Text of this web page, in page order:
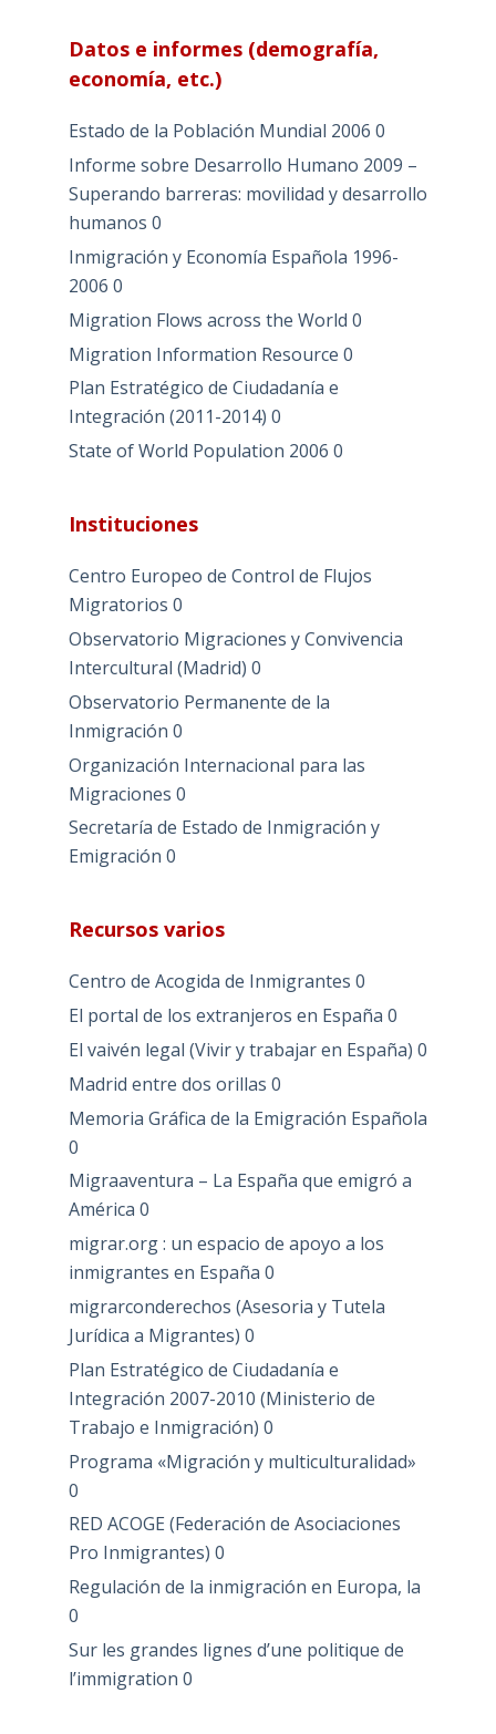
Datos e informes (demografía,
economía, etc.)
Estado de la Población Mundial 2006 0
Informe sobre Desarrollo Humano 2009 –
Superando barreras: movilidad y desarrollo
humanos 0
Inmigración y Economía Española 1996-
2006 0
Migration Flows across the World 0
Migration Information Resource 0
Plan Estratégico de Ciudadanía e
Integración (2011-2014) 0
State of World Population 2006 0
Instituciones
Centro Europeo de Control de Flujos
Migratorios 0
Observatorio Migraciones y Convivencia
Intercultural (Madrid) 0
Observatorio Permanente de la
Inmigración 0
Organización Internacional para las
Migraciones 0
Secretaría de Estado de Inmigración y
Emigración 0
Recursos varios
Centro de Acogida de Inmigrantes 0
El portal de los extranjeros en España 0
El vaivén legal (Vivir y trabajar en España) 0
Madrid entre dos orillas 0
Memoria Gráfica de la Emigración Española
0
Migraaventura – La España que emigró a
América 0
migrar.org : un espacio de apoyo a los
inmigrantes en España 0
migrarconderechos (Asesoria y Tutela
Jurídica a Migrantes) 0
Plan Estratégico de Ciudadanía e
Integración 2007-2010 (Ministerio de
Trabajo e Inmigración) 0
Programa «Migración y multiculturalidad»
0
RED ACOGE (Federación de Asociaciones
Pro Inmigrantes) 0
Regulación de la inmigración en Europa, la
0
Sur les grandes lignes d’une politique de
l’immigration 0